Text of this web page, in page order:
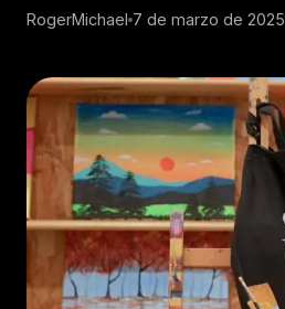
RogerMichael 7 de marzo de 2025